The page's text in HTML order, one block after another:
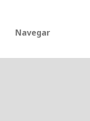
Navegar